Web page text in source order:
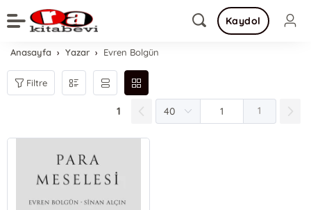
Kaydol
Anasayfa Yazar Evren Bolgün
Filtre
1 1